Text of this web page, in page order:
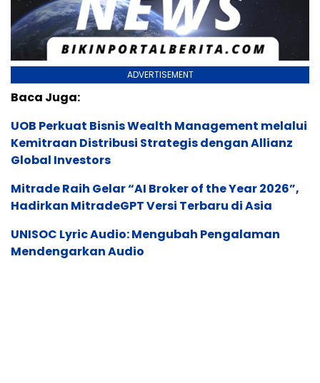
ADVERTISEMENT
Baca Juga:
UOB Perkuat Bisnis Wealth Management melalui
Kemitraan Distribusi Strategis dengan Allianz
Global Investors
Mitrade Raih Gelar “AI Broker of the Year 2026”,
Hadirkan MitradeGPT Versi Terbaru di Asia
UNISOC Lyric Audio: Mengubah Pengalaman
Mendengarkan Audio